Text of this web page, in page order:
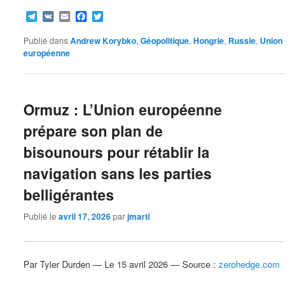
Telegram
VK EmailFacebook
Publié dansAndrew Korybko,Géopolitique,Hongrie, Russie, Union
européenne
Ormuz : L’Union européenne
prépare son plan de
bisounours pour rétablir la
navigation sans les parties
belligérantes
Publié leavril 17, 2026parjmarti
Par Tyler Durden — Le 15 avril 2026 — Source :zerohedge.com